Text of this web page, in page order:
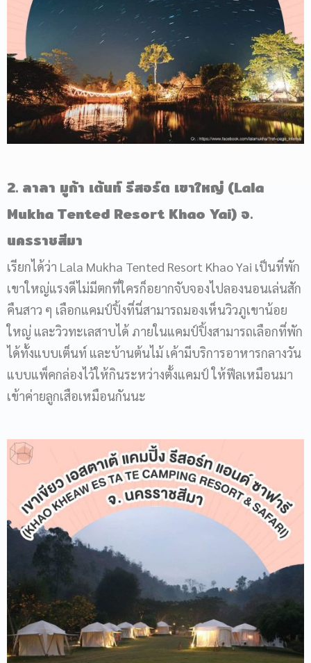
2. ลาลา มูก้า เต้นท์ รีสอร์ต เขาใหญ่ (Lala
Mukha Tented Resort Khao Yai) จ.
นครราชสีมา
เรียกได้ว่า Lala Mukha Tented Resort Khao Yai เป็นที่พัก
เขาใหญ่แรงดีไม่มีตกที่ใครก็อยากจับจองไปลองนอนเล่นสัก
คืนสาว ๆ เลือกแคมป์ปิ้งที่นี่สามารถมองเห็นวิวภูเขาน้อย
ใหญ่ และวิวทะเลสาบได้ ภายในแคมป์ปิ้งสามารถเลือกที่พัก
ได้ทั้งแบบเต็นท์ และบ้านต้นไม้ เค้ามีบริการอาหารกลางวัน
แบบแพ็คกล่องไว้ให้กินระหว่างตั้งแคมป์ ให้ฟีลเหมือนมา
เข้าค่ายลูกเสือเหมือนกันนะ